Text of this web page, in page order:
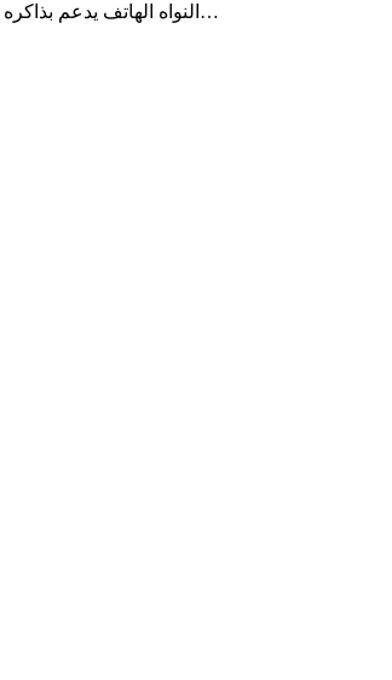
النواه الهاتف يدعم بذاكره 16/32 جيجا بايت ورام 2/3 جيجا الهاتف يدعمم بكاميرا خلفيه 12 ميجا بيكسل واماميه 5 ميجا بيكسل الهاتف يدعم…